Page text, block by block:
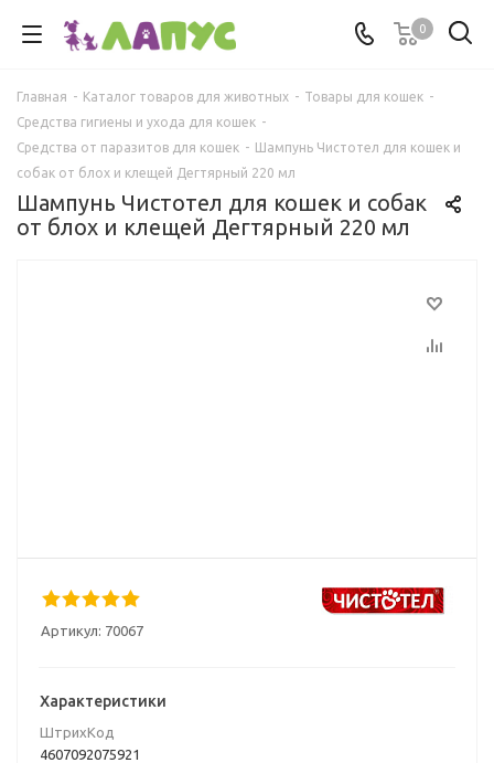
0
Главная - Каталог товаров для животных - Товары для кошек -
Средства гигиены и ухода для кошек -
Средства от паразитов для кошек - Шампунь Чистотел для кошек и
собак от блох и клещей Дегтярный 220 мл
Шампунь Чистотел для кошек и собак
от блох и клещей Дегтярный 220 мл
Артикул: 70067
Характеристики
ШтрихКод
4607092075921